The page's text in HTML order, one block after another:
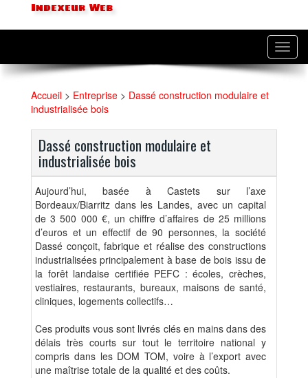
Indexeur Web
Accueil > Entreprise > Dassé construction modulaire et
industrialisée bois
Dassé construction modulaire et
industrialisée bois
Aujourd’hui, basée à Castets sur l’axe
Bordeaux/Biarritz dans les Landes, avec un capital
de 3 500 000 €, un chiffre d’affaires de 25 millions
d’euros et un effectif de 90 personnes, la société
Dassé conçoit, fabrique et réalise des constructions
industrialisées principalement à base de bois issu de
la forêt landaise certifiée PEFC : écoles, crèches,
vestiaires, restaurants, bureaux, maisons de santé,
cliniques, logements collectifs…
Ces produits vous sont livrés clés en mains dans des
délais très courts sur tout le territoire national y
compris dans les DOM TOM, voire à l’export avec
une maîtrise totale de la qualité et des coûts.